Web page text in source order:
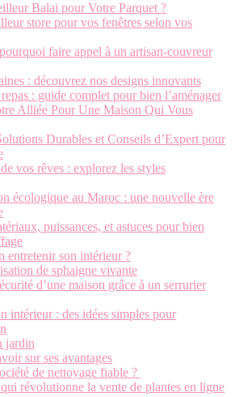
Balai pour Votre Parquet ?
store pour vos fenêtres selon vos
faire appel à un artisan-couvreur
: découvrez nos designs innovants
: guide complet pour bien l’aménager
Alliée Pour Une Maison Qui Vous
Durables et Conseils d’Expert pour
vos rêves : explorez les styles
écologique au Maroc : une nouvelle ère
puissances, et astuces pour bien
entretenir son intérieur ?
de sphaigne vivante
d’une maison grâce à un serrurier
intérieur : des idées simples pour
jardin
sur ses avantages
de nettoyage fiable ?
révolutionne la vente de plantes en ligne